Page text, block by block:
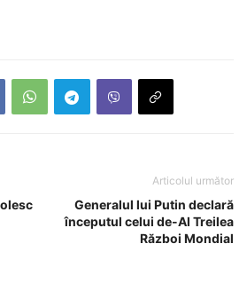
Articolul următor
Generalul lui Putin declară
începutul celui de-Al Treilea
Război Mondial